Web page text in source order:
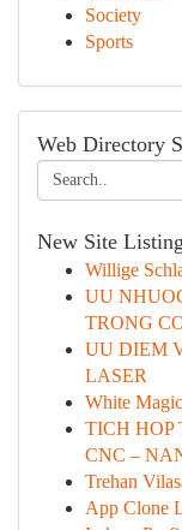
Society
Sports
Web Directory
New Site
Willige
UU
TRONG
UU DIEM
LASER
White
TICH HOP
CNC –
Trehan
App Clone